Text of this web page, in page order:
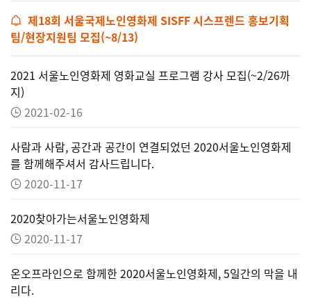
제18회 서울국제노인영화제 SISFF 시스프렌드 홍보기획
팀/현장지원팀 모집(~8/13)
2021 서울노인영화제 영화교실 프로그램 강사 모집(~2/26까
지)
2021-02-16
사람과 사람, 공간과 공간이 연결되었던 2020서울노인영화제
를 함께해주셔서 감사드립니다.
2020-11-17
2020찾아가는서울노인영화제
2020-11-17
온오프라인으로 함께한 2020서울노인영화제, 5일간의 막을 내
리다.